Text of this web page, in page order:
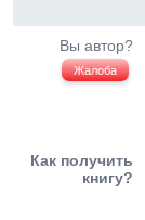
Вы автор?
Жалоба
Как получить
книгу?